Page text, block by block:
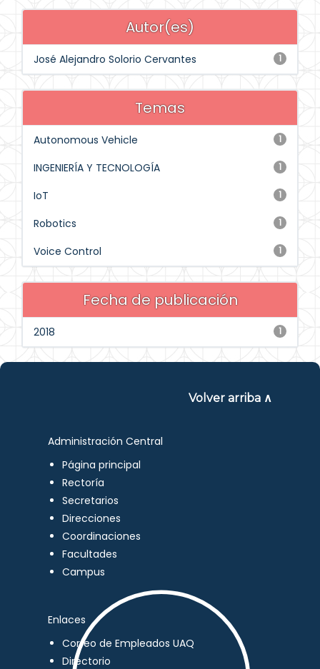
Autor(es)
1
José Alejandro Solorio Cervantes
Temas
1
Autonomous Vehicle
1
INGENIERÍA Y TECNOLOGÍA
1
IoT
1
Robotics
1
Voice Control
Fecha de publicación
1
2018
Volver arriba ∧
Administración Central
Página principal
Rectoría
Secretarios
Direcciones
Coordinaciones
Facultades
Campus
Enlaces
Correo de Empleados UAQ
Directorio